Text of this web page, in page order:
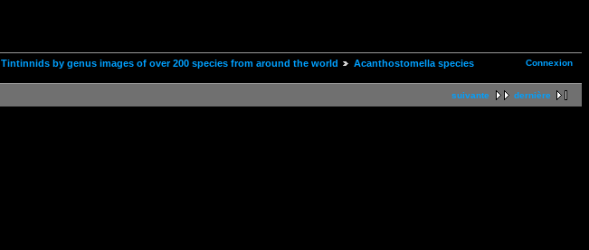
Connexion
Tintinnids by genus images of over 200 species from around the world
Acanthostomella species
suivante dernière